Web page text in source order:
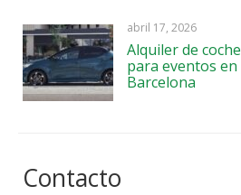
abril 17, 2026
Alquiler de coche
para eventos en
Barcelona
Contacto